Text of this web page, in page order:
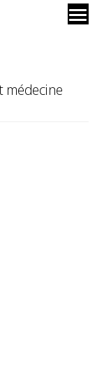
médecine